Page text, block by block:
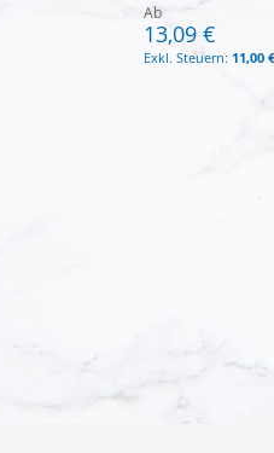
Ab
13,09 €
11,00 €